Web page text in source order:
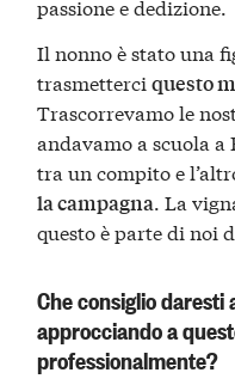
passione e dedizione.
Il nonno è stato una
trasmetterciquesto
Trascorrevamo le
andavamo a scuola
tra un compito e
la campagna. La
questo è parte di noi
Che consiglio daresti
approcciando a
professionalmente?